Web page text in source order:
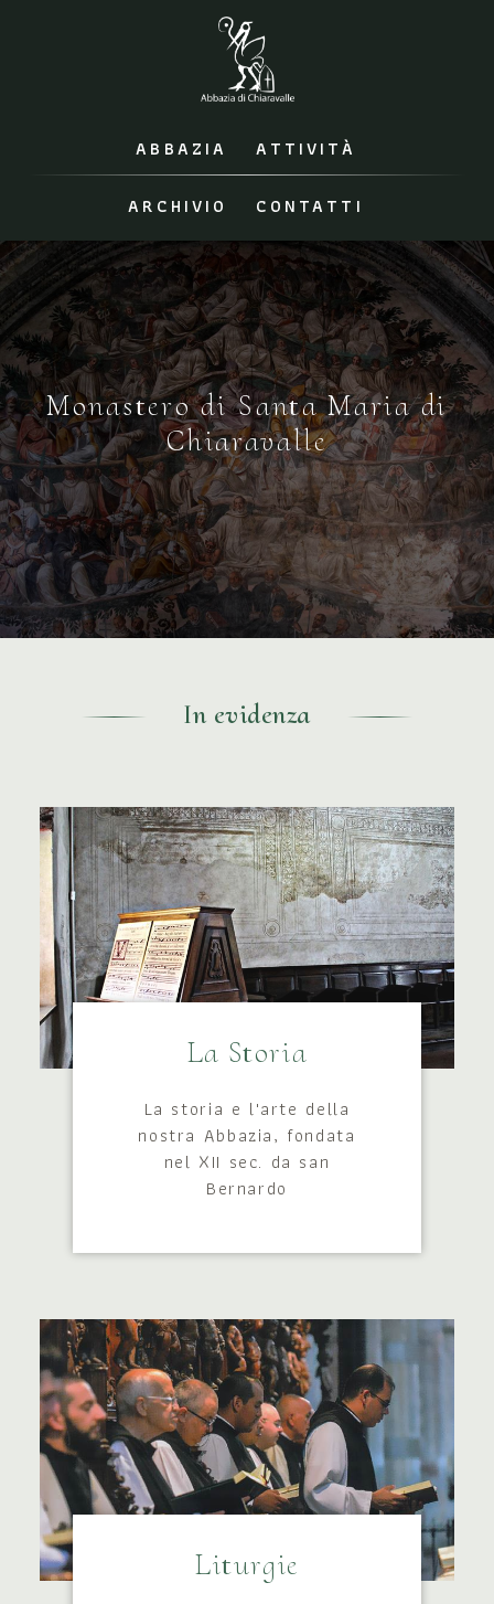
ABBAZIA ATTIVITÀ
ARCHIVIO CONTATTI
Monastero di Santa Maria di
Chiaravalle
In evidenza
La Storia
La storia e l'arte della
nostra Abbazia, fondata
nel XII sec. da san
Bernardo
Liturgie